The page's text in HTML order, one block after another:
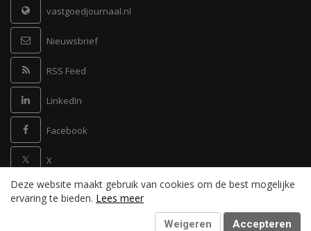
vastgoedjournaal.nl
Nieuwsbrief
RSS Feed
LinkedIn
Facebook
X
Powered by
Deze website maakt gebruik van cookies om de best mogelijke
ervaring te bieden. Lees meer
Weigeren Accepteren